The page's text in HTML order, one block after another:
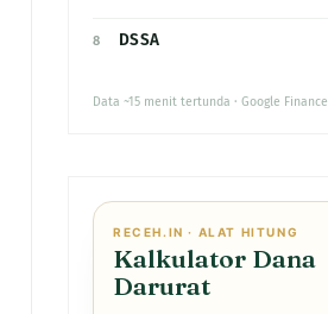
8 DSSA
Data ~15 menit tertunda · Google Finance
RECEH.IN · ALAT HITUNG
Kalkulator Dana
Darurat